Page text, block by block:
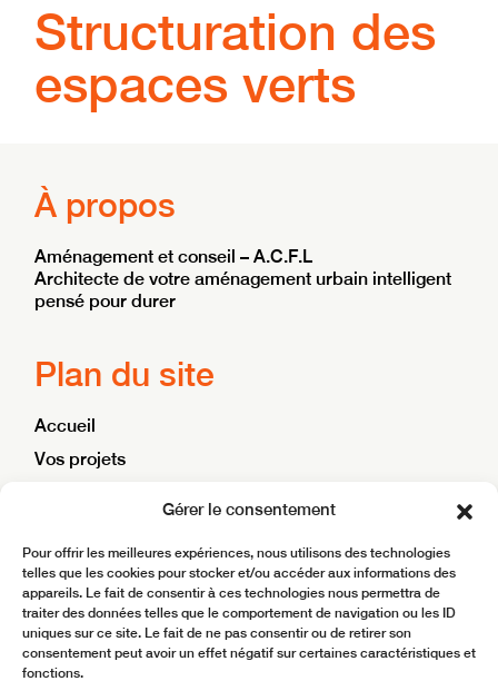
Gérer le consentement
Pour offrir les meilleures expériences, nous utilisons des technologies
telles que les cookies pour stocker et/ou accéder aux informations des
appareils. Le fait de consentir à ces technologies nous permettra de
traiter des données telles que le comportement de navigation ou les ID
uniques sur ce site. Le fait de ne pas consentir ou de retirer son
consentement peut avoir un effet négatif sur certaines caractéristiques et
fonctions.
Structuration des
espaces verts
À propos
Aménagement et conseil – A.C.F.L
Architecte de votre aménagement urbain intelligent
pensé pour durer
Plan du site
Accueil
Vos projets
Contact
Site réalisé parBoostMyBiz
Copyright © 2025 ACFL – Aménagement Conseil